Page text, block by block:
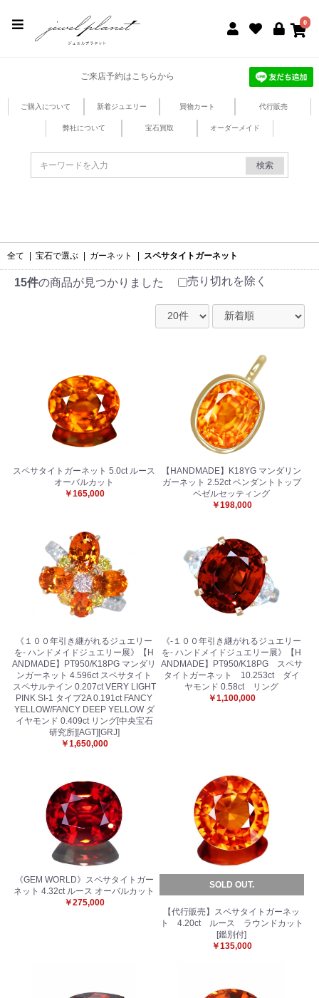
0
ご来店予約はこちらから
ご購入について 新着ジュエリー 買物カート 代行販売
弊社について 宝石買取 オーダーメイド
検索
全て 宝石で選ぶ ガーネット スペサタイトガーネット
15件の商品が見つかりました 売り切れを除く
スペサタイトガーネット 5.0ct ルース
オーバルカット
￥165,000
【HANDMADE】K18YG マンダリン
ガーネット 2.52ct ペンダントトップ
ベゼルセッティング
￥198,000
《１００年引き継がれるジュエリー
を- ハンドメイドジュエリー展》【H
ANDMADE】PT950/K18PG マンダリ
ンガーネット 4.596ct スペサタイト
スペサルテイン 0.207ct VERY LIGHT
PINK SI-1 タイプ2A 0.191ct FANCY
YELLOW/FANCY DEEP YELLOW ダ
イヤモンド 0.409ct リング[中央宝石
研究所][AGT][GRJ]
￥1,650,000
《-１００年引き継がれるジュエリー
を- ハンドメイドジュエリー展》【H
ANDMADE】PT950/K18PG スペサ
タイトガーネット 10.253ct ダイ
ヤモンド 0.58ct リング
￥1,100,000
《GEM WORLD》スペサタイトガー
ネット 4.32ct ルース オーバルカット
￥275,000
SOLD OUT.
【代行販売】スペサタイトガーネッ
ト 4.20ct ルース ラウンドカット
[鑑別付]
￥135,000